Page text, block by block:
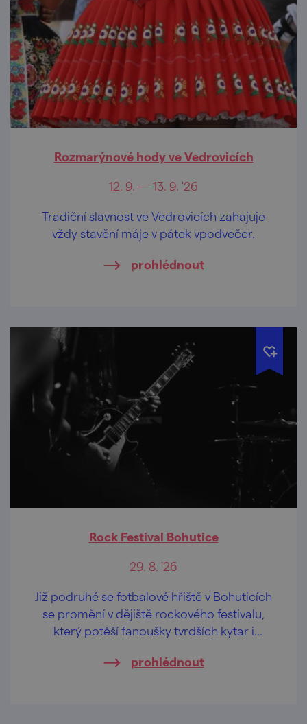
Rozmarýnové hody ve Vedrovicích
12. 9. — 13. 9. '26
Tradiční slavnost ve Vedrovicích zahajuje
vždy stavění máje v pátek vpodvečer.
prohlédnout
Rock Festival Bohutice
29. 8. '26
Již podruhé se fotbalové hřiště v Bohuticích
se promění v dějiště rockového festivalu,
který potěší fanoušky tvrdších kytar i
prohlédnout